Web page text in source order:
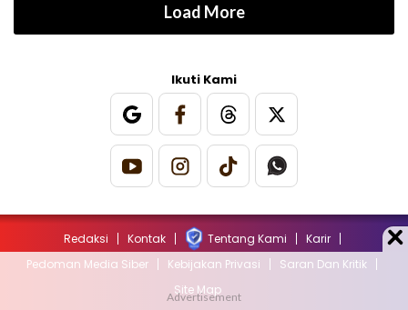
Load More
Ikuti Kami
Redaksi Kontak Tentang Kami
Karir
Pedoman Media Siber
Kebijakan Privasi
Saran Dan Kritik
Site Map